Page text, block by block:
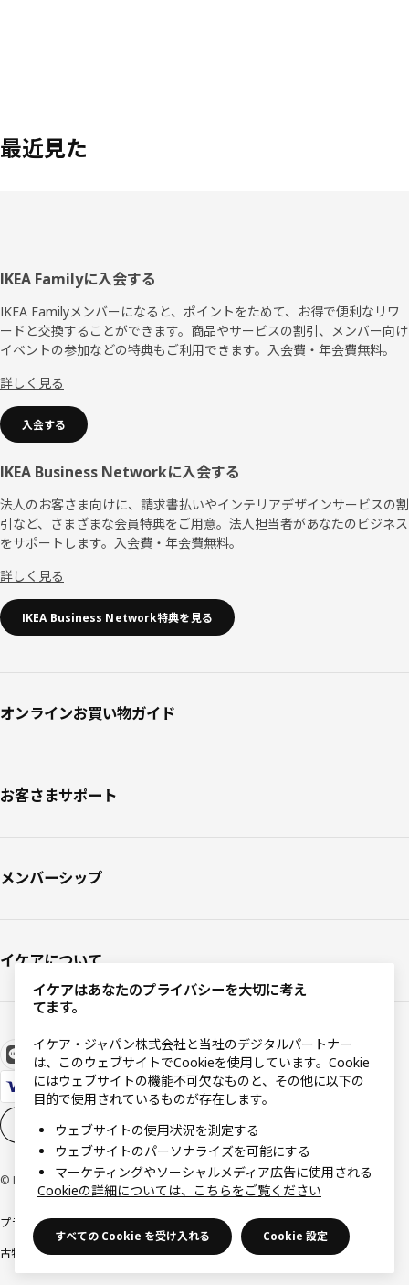
最近見た
フ
ッ
タ
IKEA Familyに入会する
IKEA Familyメンバーになると、ポイントをためて、お得で便利なリワ
ードと交換することができます。商品やサービスの割引、メンバー向け
イベントの参加などの特典もご利用できます。入会費・年会費無料。
詳しく見る
入会する
IKEA Business Networkに入会する
法人のお客さま向けに、請求書払いやインテリアデザインサービスの割
引など、さまざまな会員特典をご用意。法人担当者があなたのビジネス
をサポートします。入会費・年会費無料。
詳しく見る
IKEA Business Network特典を見る
オンラインお買い物ガイド
お客さまサポート
メンバーシップ
イケアについて
Cookieの設定 JA
© Inter IKEA Systems B.V 1999-2026
プライバシーポリシー利用規約Cookieポリシー
特定商取引法に基づく表記
古物営業法に基づく表記
イケアはあなたのプライバシーを大切に考え
てます。
イケア・ジャパン株式会社と当社のデジタルパートナー
は、このウェブサイトでCookieを使用しています。Cookie
にはウェブサイトの機能不可欠なものと、その他に以下の
目的で使用されているものが存在します。
ウェブサイトの使用状況を測定する
ウェブサイトのパーソナライズを可能にする
マーケティングやソーシャルメディア広告に使用される
Cookieの詳細については、こちらをご覧ください
すべての Cookie を受け入れる Cookie 設定